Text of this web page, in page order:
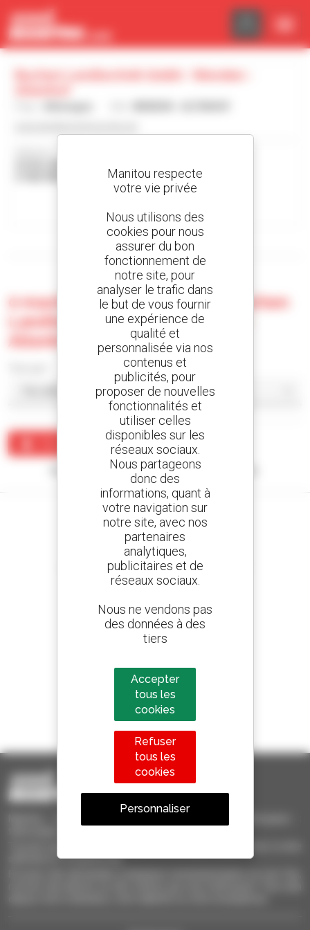
57482 WENDEN - ALTENHOF Allemagne
Afficher les filtres de recherche
0 machine d'occasion chez Buchen
Landtechnik Gmbh - Wenden -
Altenhof
Aucun résultat ne correspond à votre recherche.
Créez vos alertes
et recevez des annonces de matériels d'occasion
800 concessionnaires
1 chariot télescopique sur 4
sélection et comparez-les.
Panneau de gestion des cookies
Manitou respecte
votre vie privée
Nous utilisons des
cookies pour nous
assurer du bon
fonctionnement de
notre site, pour
analyser le trafic dans
le but de vous fournir
une expérience de
qualité et
personnalisée via nos
contenus et
publicités, pour
proposer de nouvelles
fonctionnalités et
utiliser celles
disponibles sur les
réseaux sociaux.
Nous partageons
donc des
informations, quant à
votre navigation sur
notre site, avec nos
partenaires
analytiques,
publicitaires et de
réseaux sociaux.
Nous ne vendons pas
des données à des
tiers
Accepter
tous les
cookies
Refuser
tous les
cookies
Personnaliser